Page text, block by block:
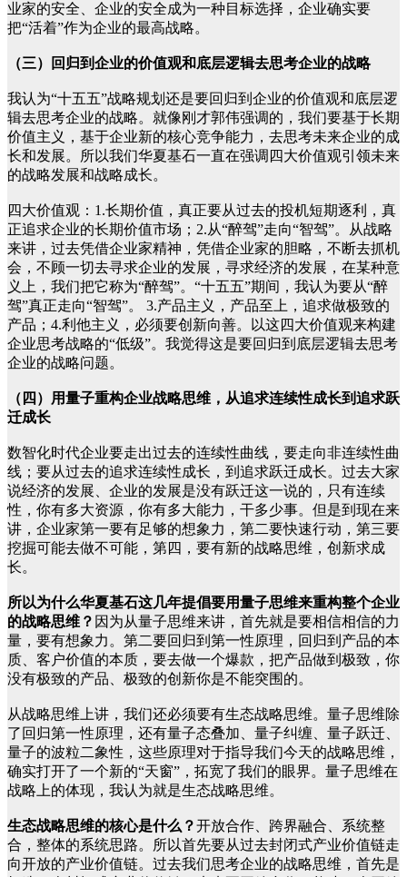
业家的安全、企业的安全成为一种目标选择，企业确实要
把“活着”作为企业的最高战略。
（三）回归到企业的价值观和底层逻辑去思考企业的战略
我认为“十五五”战略规划还是要回归到企业的价值观和底层逻
辑去思考企业的战略。就像刚才郭伟强调的，我们要基于长期
价值主义，基于企业新的核心竞争能力，去思考未来企业的成
长和发展。所以我们华夏基石一直在强调四大价值观引领未来
的战略发展和战略成长。
四大价值观：1.长期价值，真正要从过去的投机短期逐利，真
正追求企业的长期价值市场；2.从“醉驾”走向“智驾”。从战略
来讲，过去凭借企业家精神，凭借企业家的胆略，不断去抓机
会，不顾一切去寻求企业的发展，寻求经济的发展，在某种意
义上，我们把它称为“醉驾”。“十五五”期间，我认为要从“醉
驾”真正走向“智驾”。 3.产品主义，产品至上，追求做极致的
产品；4.利他主义，必须要创新向善。以这四大价值观来构建
企业思考战略的“低级”。我觉得这是要回归到底层逻辑去思考
企业的战略问题。
（四）用量子重构企业战略思维，从追求连续性成长到追求跃
迁成长
数智化时代企业要走出过去的连续性曲线，要走向非连续性曲
线；要从过去的追求连续性成长，到追求跃迁成长。过去大家
说经济的发展、企业的发展是没有跃迁这一说的，只有连续
性，你有多大资源，你有多大能力，干多少事。但是到现在来
讲，企业家第一要有足够的想象力，第二要快速行动，第三要
挖掘可能去做不可能，第四，要有新的战略思维，创新求成
长。
所以为什么华夏基石这几年提倡要用量子思维来重构整个企业
的战略思维？ 因为从量子思维来讲，首先就是要相信相信的力
量，要有想象力。第二要回归到第一性原理，回归到产品的本
质、客户价值的本质，要去做一个爆款，把产品做到极致，你
没有极致的产品、极致的创新你是不能突围的。
从战略思维上讲，我们还必须要有生态战略思维。量子思维除
了回归第一性原理，还有量子态叠加、量子纠缠、量子跃迁、
量子的波粒二象性，这些原理对于指导我们今天的战略思维，
确实打开了一个新的“天窗”，拓宽了我们的眼界。量子思维在
战略上的体现，我认为就是生态战略思维。
生态战略思维的核心是什么？开放合作、跨界融合、系统整
合，整体的系统思路。所以首先要从过去封闭式产业价值链走
向开放的产业价值链。过去我们思考企业的战略思维，首先是